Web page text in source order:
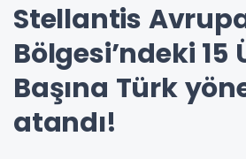
Stellantis
Bölgesi’ndeki 15
Başına Türk
atandı!